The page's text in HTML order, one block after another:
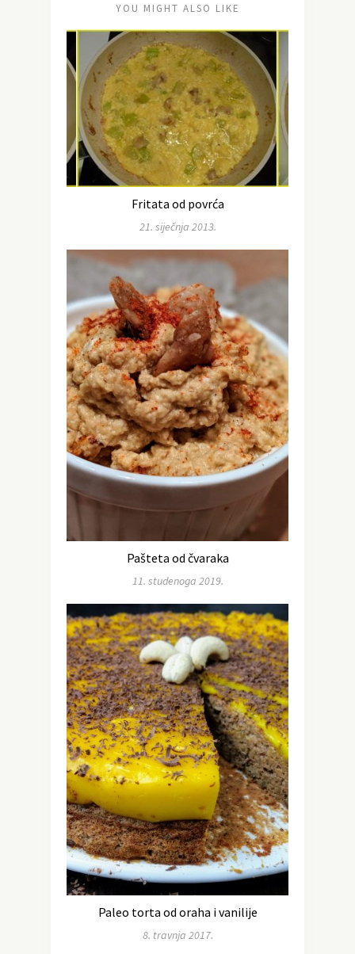
YOU MIGHT ALSO LIKE
Fritata od povrća
21. siječnja 2013.
Pašteta od čvaraka
11. studenoga 2019.
Paleo torta od oraha i vanilije
8. travnja 2017.